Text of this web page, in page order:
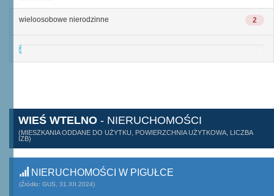
2
wieloosobowe nierodzinne
2
WIEŚ WTELNO - NIERUCHOMOŚCI
(MIESZKANIA ODDANE DO UŻYTKU, POWIERZCHNIA UŻYTKOWA, LICZBA
IZB)
NIERUCHOMOŚCI W PIGUŁCE
(Źródło: GUS, 31.XII.2024)